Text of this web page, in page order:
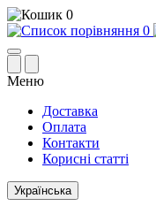
0
0
Меню
Доставка
Оплата
Контакти
Корисні статті
Українська